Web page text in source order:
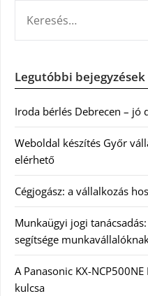
Legutóbbi bejegyzések
Iroda bérlés Debrecen – jó
Weboldal készítés Győr
elérhető
Cégjogász: a vállalkozás
Munkaügyi jogi
segítsége
A Panasonic KX-
kulcsa